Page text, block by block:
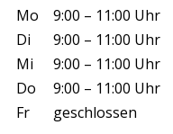
Wochentag Vormittag
Mo 9:00 – 11:00 Uhr
Di
9:00 – 11:00 Uhr
Mi
9:00 – 11:00 Uhr
Do
9:00 – 11:00 Uhr
Fr
geschlossen